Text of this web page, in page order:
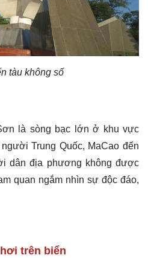
tàu không số
là sòng bạc lớn ở khu vực
Trung Quốc, MaCao đến
dân địa phương không được
quan ngắm nhìn sự độc đáo,
trên biển